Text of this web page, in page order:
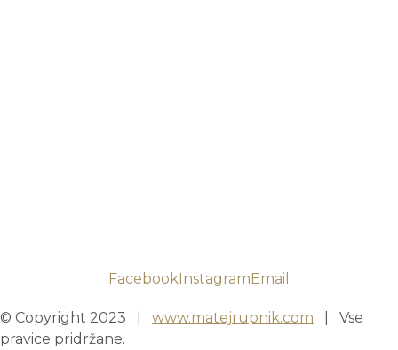
© Copyright 2023 | www.matejrupnik.com | Vse
pravice pridržane.
FacebookInstagramEmail